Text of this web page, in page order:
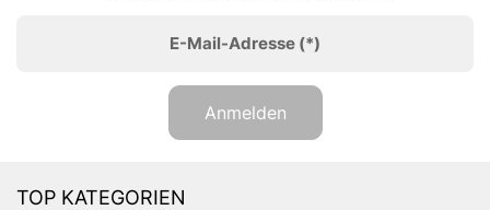
E-Mail-Adresse (*)
Anmelden
TOP KATEGORIEN